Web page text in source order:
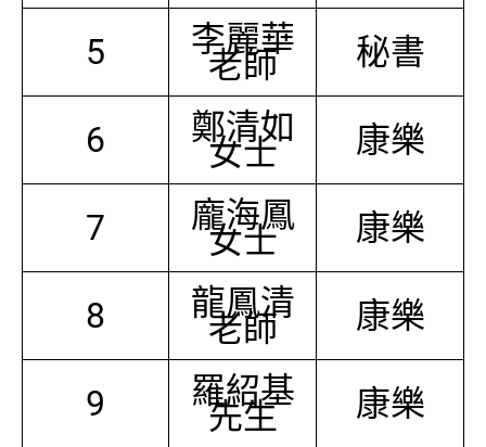
5 李麗華
老師 秘書
6 鄭清如
女士 康樂
7 龐海鳳
女士 康樂
8 龍鳳清
老師 康樂
9 羅紹基
先生 康樂